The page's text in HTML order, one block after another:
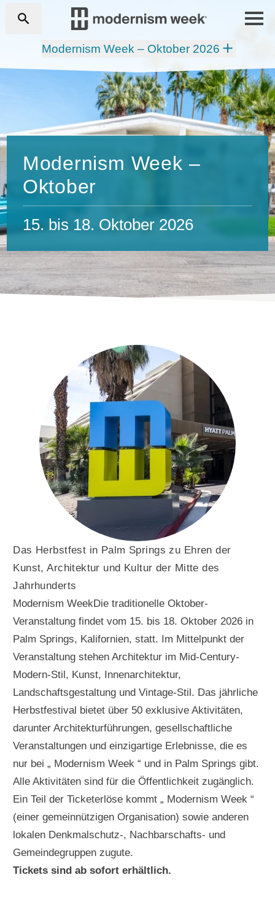
Modernism Week – Oktober 2026
Modernism Week –
Oktober
15. bis 18. Oktober 2026
Das Herbstfest in Palm Springs zu Ehren der
Kunst, Architektur und Kultur der Mitte des
Jahrhunderts
Modernism WeekDie traditionelle Oktober-
Veranstaltung findet vom 15. bis 18. Oktober 2026 in
Palm Springs, Kalifornien, statt. Im Mittelpunkt der
Veranstaltung stehen Architektur im Mid-Century-
Modern-Stil, Kunst, Innenarchitektur,
Landschaftsgestaltung und Vintage-Stil. Das jährliche
Herbstfestival bietet über 50 exklusive Aktivitäten,
darunter Architekturführungen, gesellschaftliche
Veranstaltungen und einzigartige Erlebnisse, die es
nur bei „ Modernism Week “ und in Palm Springs gibt.
Alle Aktivitäten sind für die Öffentlichkeit zugänglich.
Ein Teil der Ticketerlöse kommt „ Modernism Week “
(einer gemeinnützigen Organisation) sowie anderen
lokalen Denkmalschutz-, Nachbarschafts- und
Gemeindegruppen zugute.
Tickets sind ab sofort erhältlich.